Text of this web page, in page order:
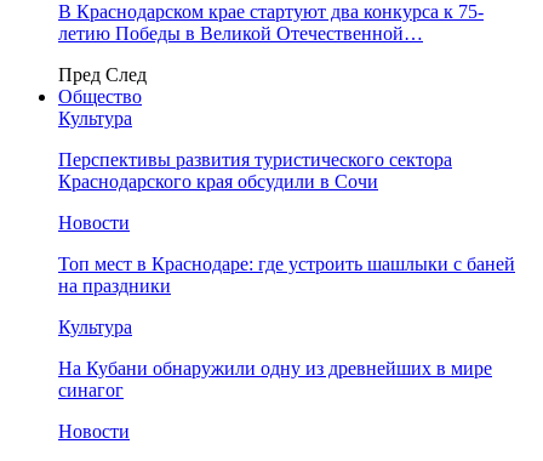
В Краснодарском крае стартуют два конкурса к 75-
летию Победы в Великой Отечественной…
Пред След
Общество
Культура
Перспективы развития туристического сектора
Краснодарского края обсудили в Сочи
Новости
Топ мест в Краснодаре: где устроить шашлыки с баней
на праздники
Культура
На Кубани обнаружили одну из древнейших в мире
синагог
Новости